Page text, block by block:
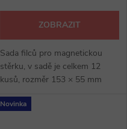
ZOBRAZIT
Sada filců pro magnetickou
stěrku, v sadě je celkem 12
kusů, rozměr 153 × 55 mm
Novinka